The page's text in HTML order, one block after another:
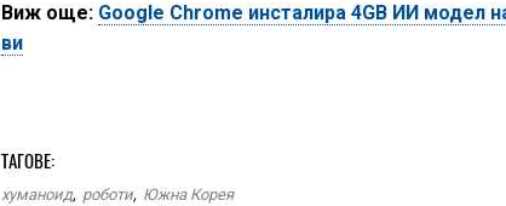
Виж още: Google Chrome инсталира 4GB ИИ
ви
ТАГОВЕ:
хуманоид, роботи, Южна Корея